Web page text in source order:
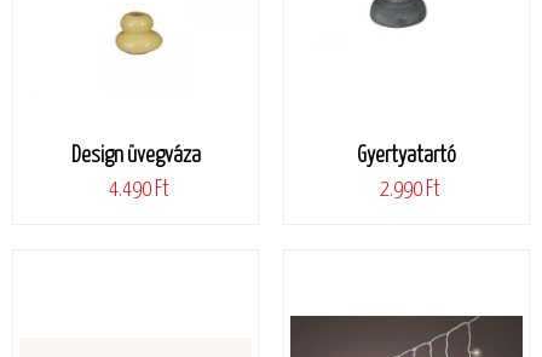
Design üvegváza
4.490 Ft
Gyertyatartó
2.990 Ft